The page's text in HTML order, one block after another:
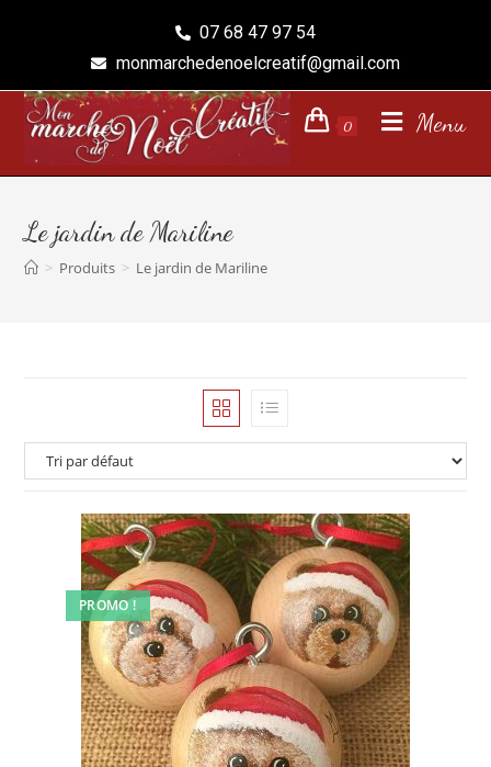
07 68 47 97 54
monmarchedenoelcreatif@gmail.com
0 Menu
Le jardin de Mariline
> Produits > Le jardin de Mariline
PROMO !